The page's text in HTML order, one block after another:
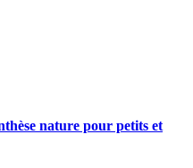
nature pour petits et